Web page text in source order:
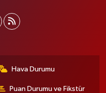
Hava Durumu
Puan Durumu ve Fikstür